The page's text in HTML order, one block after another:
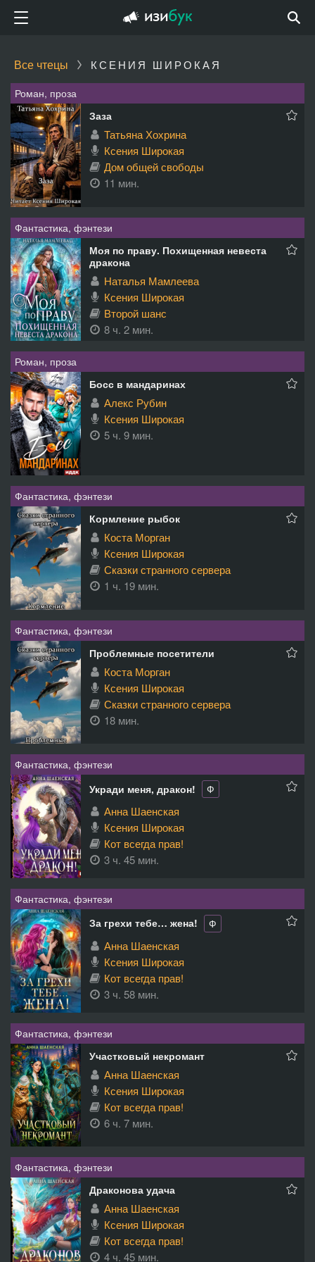
Все чтецы КСЕНИЯ ШИРОКАЯ
Роман, проза
Заза
Татьяна Хохрина
Ксения Широкая
Дом общей свободы
11 мин.
Фантастика, фэнтези
Моя по праву. Похищенная невеста
дракона
Наталья Мамлеева
Ксения Широкая
Второй шанс
8 ч. 2 мин.
Роман, проза
Босс в мандаринах
Алекс Рубин
Ксения Широкая
5 ч. 9 мин.
Фантастика, фэнтези
Кормление рыбок
Коста Морган
Ксения Широкая
Сказки странного сервера
1 ч. 19 мин.
Фантастика, фэнтези
Проблемные посетители
Коста Морган
Ксения Широкая
Сказки странного сервера
18 мин.
Фантастика, фэнтези
Укради меня, дракон!
Ф
Анна Шаенская
Ксения Широкая
Кот всегда прав!
3 ч. 45 мин.
Фантастика, фэнтези
За грехи тебе… жена!
Ф
Анна Шаенская
Ксения Широкая
Кот всегда прав!
3 ч. 58 мин.
Фантастика, фэнтези
Участковый некромант
Анна Шаенская
Ксения Широкая
Кот всегда прав!
6 ч. 7 мин.
Фантастика, фэнтези
Драконова удача
Анна Шаенская
Ксения Широкая
Кот всегда прав!
4 ч. 45 мин.